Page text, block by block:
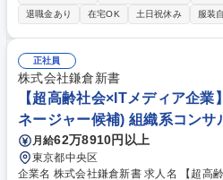
ステージに合わせた安心をお届けするお仕事です。 ■イン
ープのWebサイト（主に保険、介護、相
い合わせ・資料請求をいただいた、すで
対応。お困りごとに寄り添い、ライフプ
案。 ■アウトバウンド：当社が保有する
ース（ハウスリスト）」に対する、お電話な
保険コンサル|終活顧客データベースを
年俸制
退職金あり
在宅OK 土日祝休み 服装
正社員
株式会社鎌倉新書
【超高齢社会×ITメディア企
ネージャー候補) 組織系コンサ
月給62万8910円以上
東京都中央区
企業名 株式会社鎌倉新書 求人名 【超高齢社会×ITメディア企業】人材採